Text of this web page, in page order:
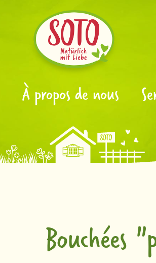
À propos de nous
Bouchées